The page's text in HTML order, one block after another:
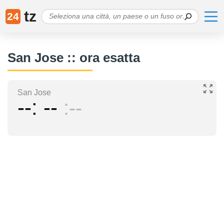
24 tz
San Jose :: ora esatta
San Jose
-- -- --